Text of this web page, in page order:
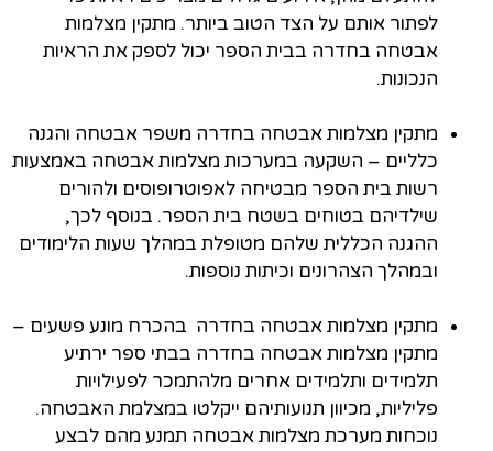
לפתור אותם על הצד הטוב ביותר. מתקין מצלמות
אבטחה בחדרה בבית הספר יכול לספק את הראיות
הנכונות.
מתקין מצלמות אבטחה בחדרה משפר אבטחה והגנה
כלליים – השקעה במערכות מצלמות אבטחה באמצעות
רשות בית הספר מבטיחה לאפוטרופוסים ולהורים
שילדיהם בטוחים בשטח בית הספר. בנוסף לכך,
ההגנה הכללית שלהם מטופלת במהלך שעות הלימודים
ובמהלך הצהרונים וכיתות נוספות.
מתקין מצלמות אבטחה בחדרה בהכרח מונע פשעים –
מתקין מצלמות אבטחה בחדרה בבתי ספר ירתיע
תלמידים ותלמידים אחרים מלהתמכר לפעילויות
פליליות, מכיוון תנועותיהם ייקלטו במצלמת האבטחה.
נוכחות מערכת מצלמות אבטחה תמנע מהם לבצע